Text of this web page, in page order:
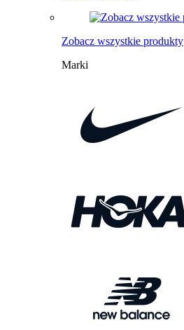
Zobacz wszystkie produkty
Marki